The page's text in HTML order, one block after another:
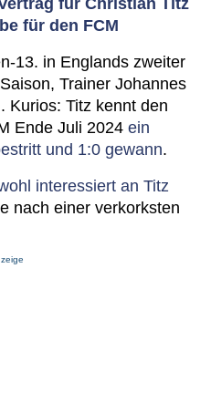
für Christian Titz
für den FCM
13. in Englands zweiter
Trainer Johannes
Kurios: Titz kennt den
Ende Juli 2024 ein
und 1:0 gewann.
interessiert an Titz
nach einer verkorksten